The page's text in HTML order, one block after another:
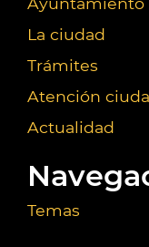
La ciudad
Trámites
Atención
Actualidad
Temas